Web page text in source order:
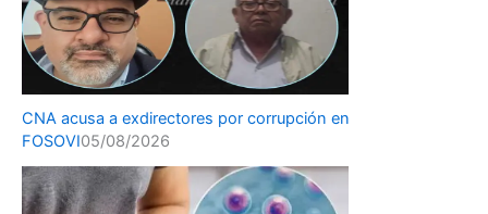
CNA acusa a exdirectores por corrupción en
FOSOVI05/08/2026